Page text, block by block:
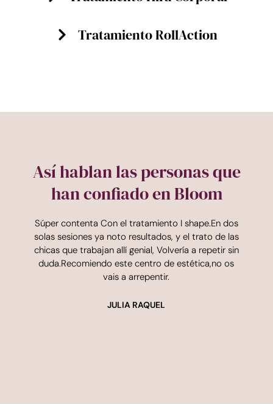
Tratamiento RollAction
Así hablan las personas que
han confiado en Bloom
Súper contenta Con el tratamiento I shape.En dos
solas sesiones ya noto resultados, y el trato de las
chicas que trabajan allí genial, Volvería a repetir sin
duda.Recomiendo este centro de estética,no os
vais a arrepentir.
JULIA RAQUEL